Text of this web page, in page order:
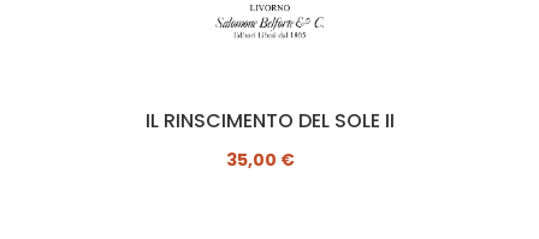
IL RINSCIMENTO DEL SOLE II
35,00 €